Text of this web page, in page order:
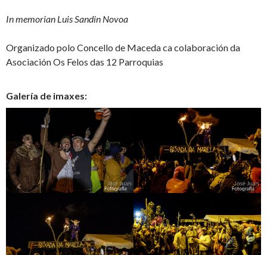
In memorian Luis Sandin Novoa
Organizado polo Concello de Maceda ca colaboración da
Asociación Os Felos das 12 Parroquias
Galería de imaxes: